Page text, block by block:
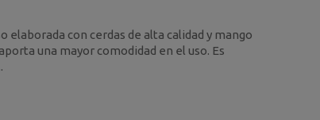
con cerdas de alta calidad y mango
una mayor comodidad en el uso. Es